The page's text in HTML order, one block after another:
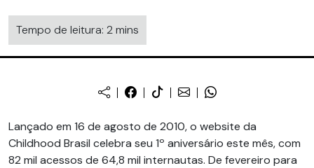
Tempo de leitura: 2 mins
Lançado em 16 de agosto de 2010, o website da
Childhood Brasil celebra seu 1º aniversário este mês, com
82 mil acessos de 64,8 mil internautas. De fevereiro para